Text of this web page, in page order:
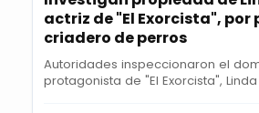
actriz de "El Exorcista", por
criadero de perros
Autoridades inspeccionaron el
protagonista de "El Exorcista",